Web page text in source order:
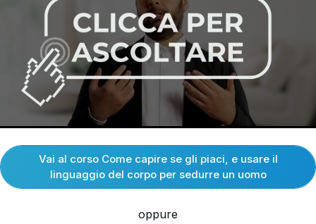
Vai al corso Come capire se gli piaci, e usare il
linguaggio del corpo per sedurre un uomo
oppure